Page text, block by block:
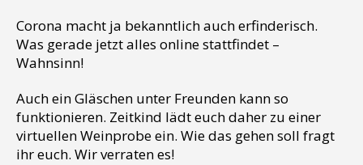
Corona macht ja bekanntlich auch erfinderisch.
Was gerade jetzt alles online stattfindet –
Wahnsinn!
Auch ein Gläschen unter Freunden kann so
funktionieren. Zeitkind lädt euch daher zu einer
virtuellen Weinprobe ein. Wie das gehen soll fragt
ihr euch. Wir verraten es!